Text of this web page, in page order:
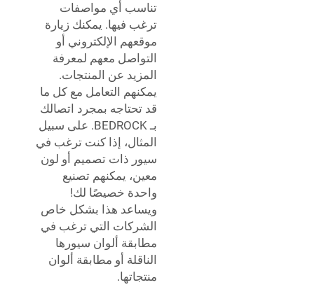
تناسب أي مواصفات
ترغب فيها. يمكنك زيارة
موقعهم الإلكتروني أو
التواصل معهم لمعرفة
المزيد عن المنتجات.
يمكنهم التعامل مع كل ما
قد تحتاجه بمجرد اتصالك
بـ BEDROCK. على سبيل
المثال، إذا كنت ترغب في
سيور ذات تصميم أو لون
معين، يمكنهم تصنيع
واحدة خصيصًا لك!
ويساعد هذا بشكل خاص
الشركات التي ترغب في
مطابقة ألوان سيورها
الناقلة أو مطابقة ألوان
منتجاتها.